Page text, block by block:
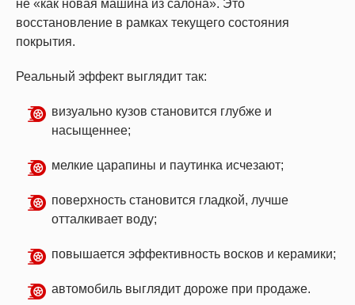
не «как новая машина из салона». Это
восстановление в рамках текущего состояния
покрытия.
Реальный эффект выглядит так:
визуально кузов становится глубже и
насыщеннее;
мелкие царапины и паутинка исчезают;
поверхность становится гладкой, лучше
отталкивает воду;
повышается эффективность восков и керамики;
автомобиль выглядит дороже при продаже.